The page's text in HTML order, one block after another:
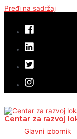
Pređi na sadržaj
Centar za razvoj
Glavni izbornik